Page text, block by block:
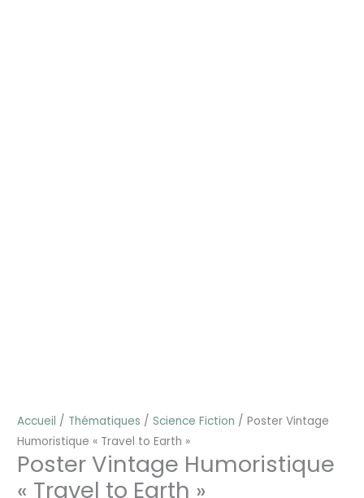
Accueil / Thématiques /Science Fiction / Poster Vintage
Humoristique « Travel to Earth »
Poster Vintage Humoristique
« Travel to Earth »